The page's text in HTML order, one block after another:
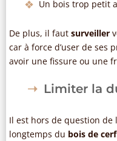
Un bois trop petit
De plus, il faut surveiller
car à force d’user de ses
avoir une fissure ou une
Limiter la
Il est hors de question
longtemps du bois de cerf